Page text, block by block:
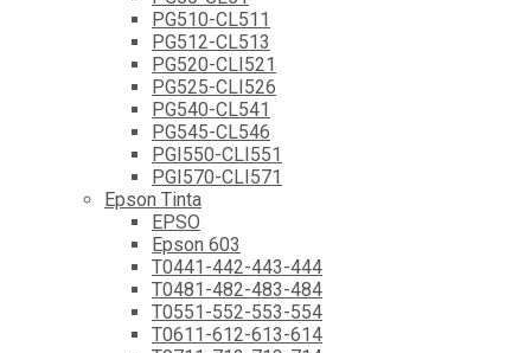
PG510-CL511
PG512-CL513
PG520-CLI521
PG525-CLI526
PG540-CL541
PG545-CL546
PGI550-CLI551
PGI570-CLI571
Epson Tinta
EPSO
Epson 603
T0441-442-443-444
T0481-482-483-484
T0551-552-553-554
T0611-612-613-614